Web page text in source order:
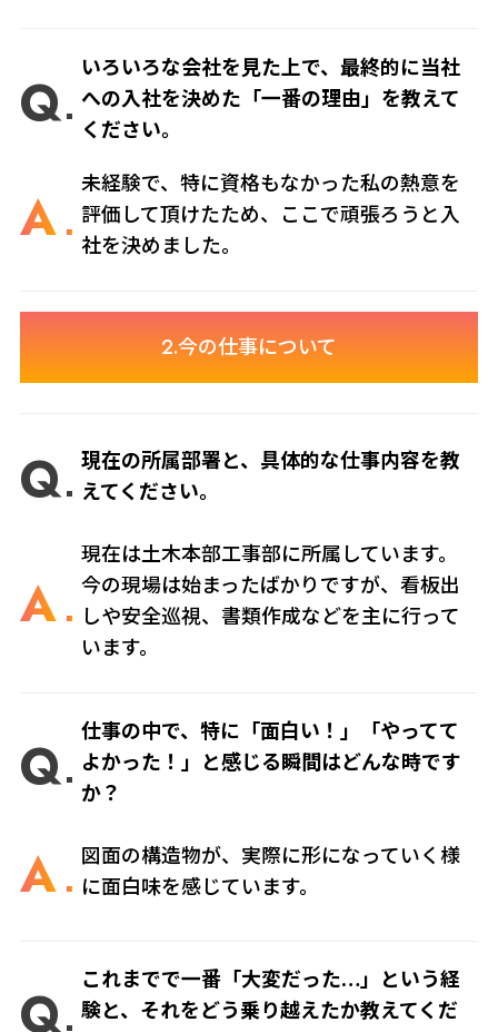
Q
いろいろな会社を見た上で、最終的に当社
への入社を決めた「一番の理由」を教えて
ください。
A
未経験で、特に資格もなかった私の熱意を
評価して頂けたため、ここで頑張ろうと入
社を決めました。
2.今の仕事について
Q
現在の所属部署と、具体的な仕事内容を教
えてください。
A
現在は土木本部工事部に所属しています。
今の現場は始まったばかりですが、看板出
しや安全巡視、書類作成などを主に行って
います。
Q
仕事の中で、特に「面白い！」「やってて
よかった！」と感じる瞬間はどんな時です
か？
A
図面の構造物が、実際に形になっていく様
に面白味を感じています。
Q
これまでで一番「大変だった…」という経
験と、それをどう乗り越えたか教えてくだ